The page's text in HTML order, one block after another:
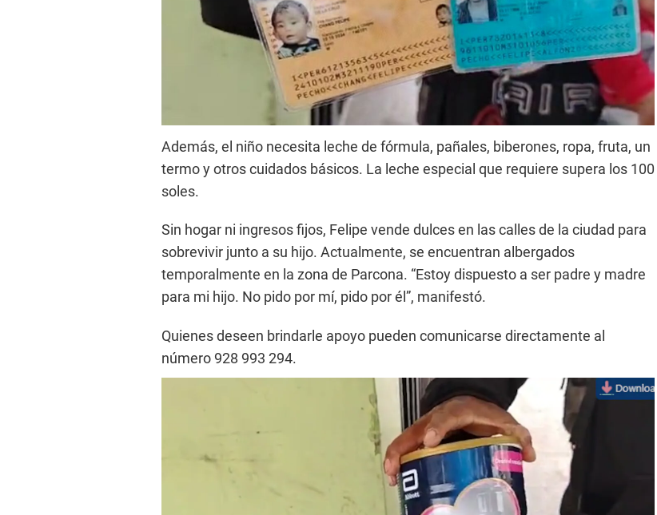
Además, el niño necesita leche de fórmula, pañales, biberones, ropa, fruta, un
termo y otros cuidados básicos. La leche especial que requiere supera los 100
soles.
Sin hogar ni ingresos fijos, Felipe vende dulces en las calles de la ciudad para
sobrevivir junto a su hijo. Actualmente, se encuentran albergados
temporalmente en la zona de Parcona. “Estoy dispuesto a ser padre y madre
para mi hijo. No pido por mí, pido por él”, manifestó.
Quienes deseen brindarle apoyo pueden comunicarse directamente al
número 928 993 294.